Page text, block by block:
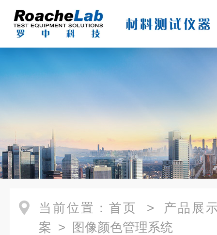
当前位置： 首页 > 产品展
案 > 图像颜色管理系统